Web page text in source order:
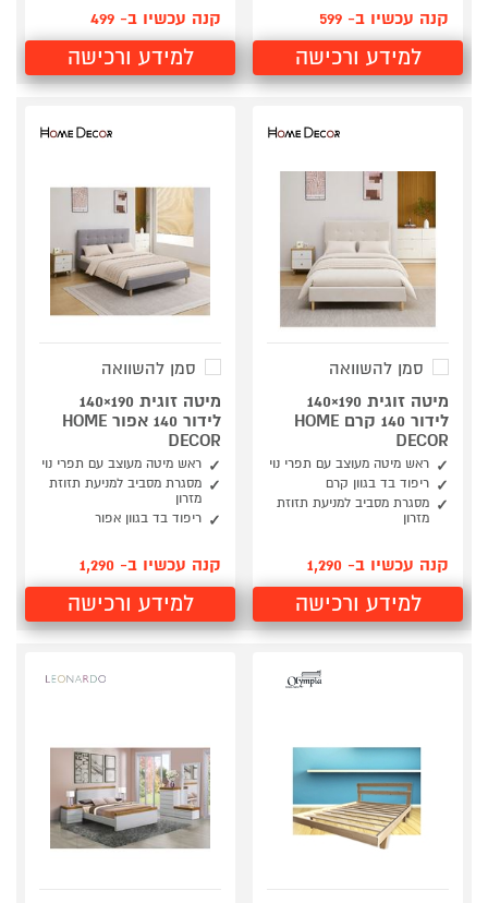
קנה עכשיו ב- 599
למידע ורכישה
קנה עכשיו ב- 499
למידע ורכישה
סמן להשוואה
מיטה זוגית 190×140
לידור 140 קרם HOME
DECOR
ראש מיטה מעוצב עם תפרי נוי
ריפוד בד בגוון קרם
מסגרת מסביב למניעת תזוזת
מזרון
קנה עכשיו ב- 1,290
למידע ורכישה
סמן להשוואה
מיטה זוגית 190×140
לידור 140 אפור HOME
DECOR
ראש מיטה מעוצב עם תפרי נוי
מסגרת מסביב למניעת תזוזת
מזרון
ריפוד בד בגוון אפור
קנה עכשיו ב- 1,290
למידע ורכישה